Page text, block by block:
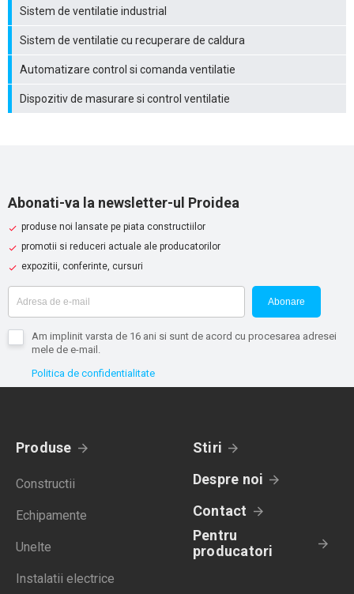
Sistem de ventilatie industrial
Sistem de ventilatie cu recuperare de caldura
Automatizare control si comanda ventilatie
Dispozitiv de masurare si control ventilatie
Abonati-va la newsletter-ul Proidea
produse noi lansate pe piata constructiilor
promotii si reduceri actuale ale producatorilor
expozitii, conferinte, cursuri
Abonare
Am implinit varsta de 16 ani si sunt de acord cu procesarea adresei
mele de e-mail.
Politica de confidentialitate
Produse
Constructii
Echipamente
Unelte
Instalatii electrice
Stiri
Despre noi
Contact
Pentru
producatori